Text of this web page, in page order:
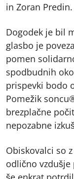
in Zoran Predin.
Dogodek je bil
glasbo je
pomen
spodbudnih
prispevki bodo
Pomežik
brezplačne
nepozabne
Obiskovalci so
odlično